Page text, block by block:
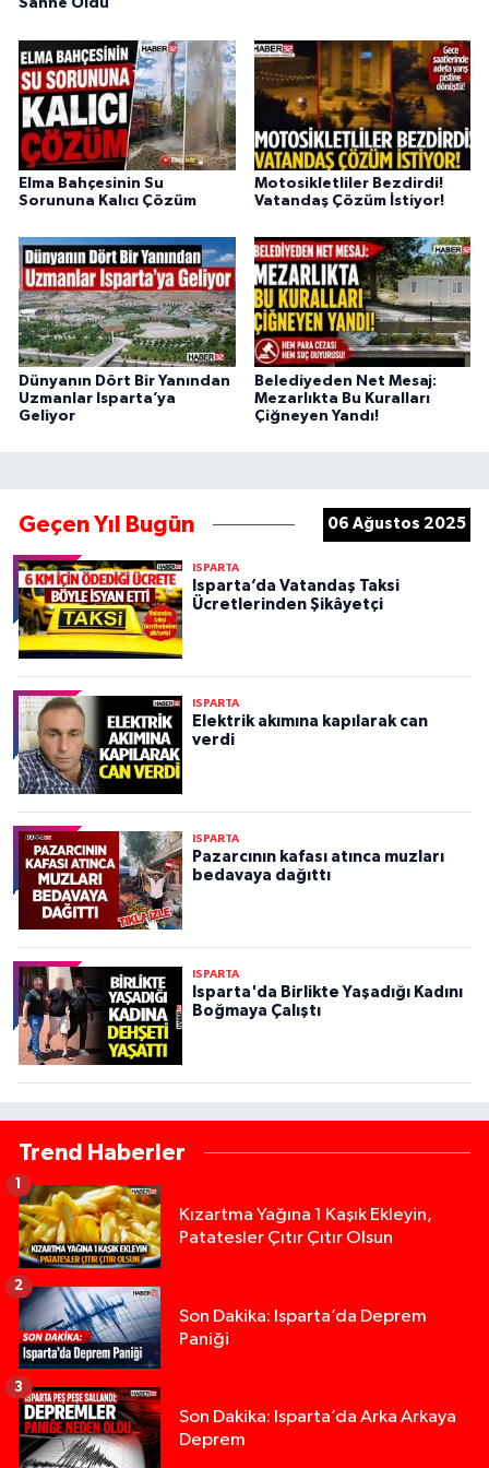
Sahne Oldu
Elma Bahçesinin Su
Sorununa Kalıcı Çözüm
Motosikletliler Bezdirdi!
Vatandaş Çözüm İstiyor!
Dünyanın Dört Bir Yanından
Uzmanlar Isparta’ya
Geliyor
Belediyeden Net Mesaj:
Mezarlıkta Bu Kuralları
Çiğneyen Yandı!
Geçen Yıl Bugün 06 Ağustos 2025
ISPARTA
Isparta’da Vatandaş Taksi
Ücretlerinden Şikâyetçi
ISPARTA
Elektrik akımına kapılarak can
verdi
ISPARTA
Pazarcının kafası atınca muzları
bedavaya dağıttı
ISPARTA
Isparta'da Birlikte Yaşadığı Kadını
Boğmaya Çalıştı
Trend Haberler
Kızartma Yağına 1 Kaşık Ekleyin,
Patatesler Çıtır Çıtır Olsun
1
Son Dakika: Isparta’da Deprem
Paniği
2
Son Dakika: Isparta’da Arka Arkaya
Deprem
3